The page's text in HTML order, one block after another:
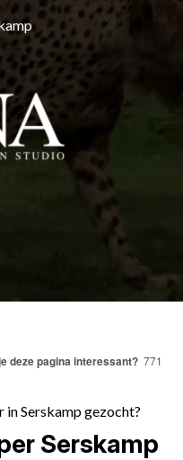
deze pagina interessant? 771
Serskamp gezocht?
Serskamp